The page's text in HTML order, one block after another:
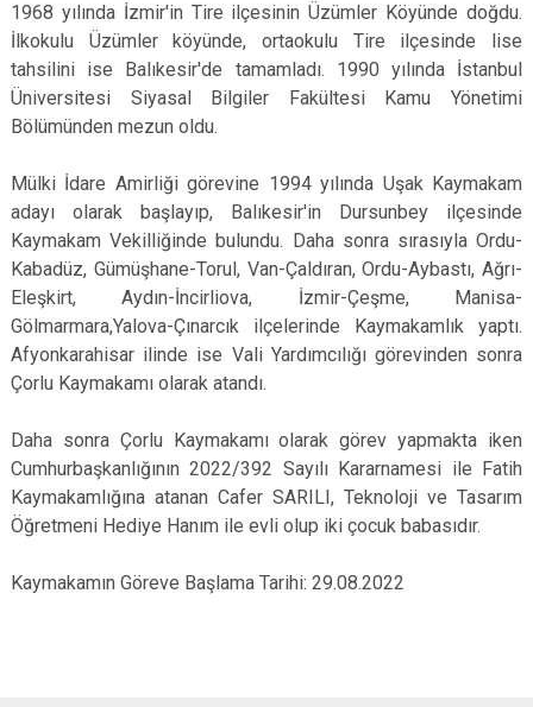
Bayrampaşa
Beşiktaş
Beykoz
Beyoğlu
Çatalca
Esenler
Eyüpsultan
Kartal
Küçükçekmece
Maltepe
Pendik
Şile
Silivri
Şişli
Arnavutköy
Ataşehir
Başakşehir
Esenyurt
Sancaktepe
Sultangazi
1968 yılında İzmir'in Tire ilçesinin Üzümler Köyünde doğdu.
İlkokulu Üzümler köyünde, ortaokulu Tire ilçesinde lise
tahsilini ise Balıkesir'de tamamladı. 1990 yılında İstanbul
Üniversitesi Siyasal Bilgiler Fakültesi Kamu Yönetimi
Bölümünden mezun oldu.
Mülki İdare Amirliği görevine 1994 yılında Uşak Kaymakam
adayı olarak başlayıp, Balıkesir'in Dursunbey ilçesinde
Kaymakam Vekilliğinde bulundu. Daha sonra sırasıyla Ordu-
Kabadüz, Gümüşhane-Torul, Van-Çaldıran, Ordu-Aybastı, Ağrı-
Eleşkirt, Aydın-İncirliova, İzmir-Çeşme, Manisa-
Gölmarmara,Yalova-Çınarcık ilçelerinde Kaymakamlık yaptı.
Afyonkarahisar ilinde ise Vali Yardımcılığı görevinden sonra
Çorlu Kaymakamı olarak atandı.
Daha sonra Çorlu Kaymakamı olarak görev yapmakta iken
Cumhurbaşkanlığının 2022/392 Sayılı Kararnamesi ile Fatih
Kaymakamlığına atanan Cafer SARILI, Teknoloji ve Tasarım
Öğretmeni Hediye Hanım ile evli olup iki çocuk babasıdır.
Kaymakamın Göreve Başlama Tarihi: 29.08.2022